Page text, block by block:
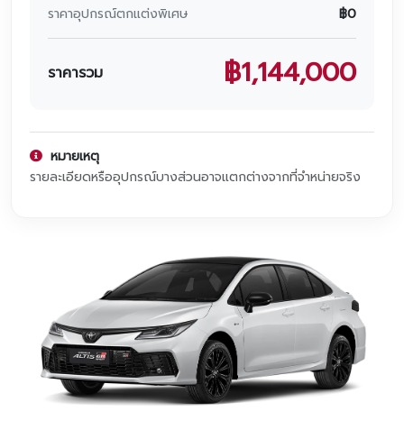
กิจกรรม
ราคาอุปกรณ์ตกแต่งพิเศษ
฿0
ราคารวม ฿1,144,000
หมายเหตุ
รายละเอียดหรืออุปกรณ์บางส่วนอาจแตกต่างจากที่จำหน่ายจริง